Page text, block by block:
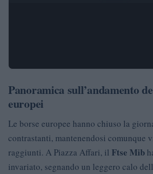
Panoramica sull’andamento
europei
Le borse europee hanno chiuso la
contrastanti, mantenendosi comunque
raggiunti. A Piazza Affari, il Ftse Mib
invariato, segnando un leggero calo